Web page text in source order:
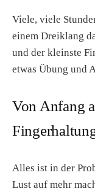
Viele, viele
einem Dreiklang
und der kleinste
etwas Übung und
Von Anfang
Alles ist in der
Lust auf mehr